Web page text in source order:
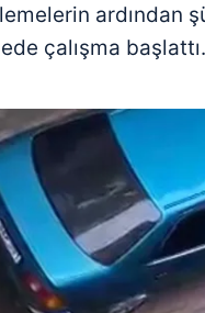
ardından
çalışma başlattı.